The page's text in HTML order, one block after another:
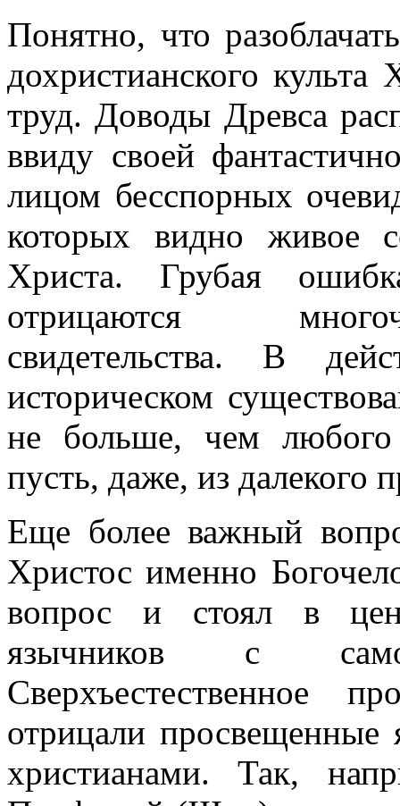
Понятно, что
дохристианского
труд. Доводы Древса
ввиду своей
лицом бесспорных
которых видно живое
Христа. Грубая
отрицаются
свидетельства. В
историческом
не больше, чем любого
пусть, даже, из далекого
Еще более важный
Христос именно
вопрос и стоял в
язычников с
Сверхъестественное
отрицали просвещенные
христианами. Так,